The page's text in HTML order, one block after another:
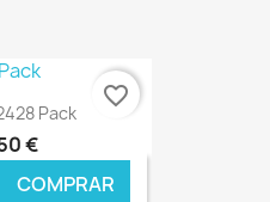
€ ONLINE
Pack
€
COMPRAR
favorite_border